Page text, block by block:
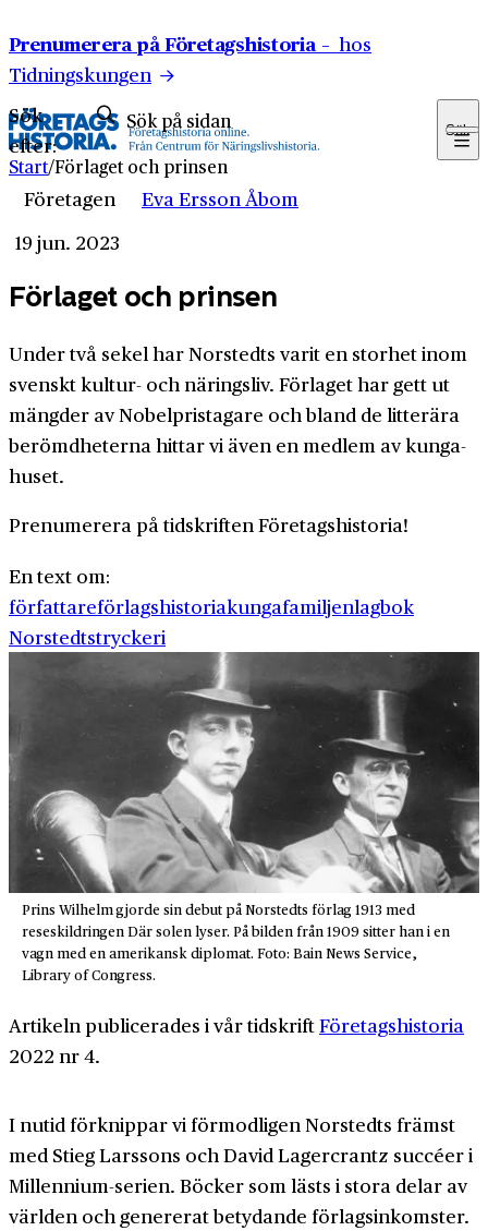
Prenumerera på Företagshistoria – hos
Tidningskungen
Sök
efter:
Sök
Start/Förlaget och prinsen
Företagen
Eva Ersson Åbom
19 jun. 2023
Förlaget och prinsen
Under två sekel har Norstedts varit en storhet inom
svenskt kultur- och närings­liv. Förlaget har gett ut
mängder av Nobel­pristagare och bland de litterära
berömd­heterna hittar vi även en medlem av kunga­
huset.
Prenumerera på tidskriften Företagshistoria!
En text om:
författareförlagshistoriakungafamiljenlagbok
Norstedtstryckeri
Prins Wilhelm gjorde sin debut på Norstedts förlag 1913 med
reseskildringen Där solen lyser. På bilden från 1909 sitter han i en
vagn med en amerikansk diplomat. Foto: Bain News Service,
Library of Congress.
Artikeln publicerades i vår tidskriftFöretagshistoria
2022 nr 4.
I nutid förknippar vi förmodligen Norstedts främst
med Stieg Larssons och David Lager­crantz succéer i
Millennium-serien. Böcker som lästs i stora delar av
världen och genererat betydande förlags­inkomster.